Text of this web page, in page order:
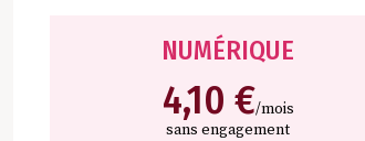
NUMÉRIQUE
4,10 €/mois
sans engagement